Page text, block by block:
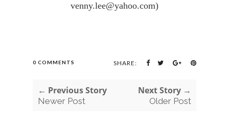
venny.lee@yahoo.com)
0 COMMENTS SHARE:
← Previous Story
Newer Post
Next Story →
Older Post